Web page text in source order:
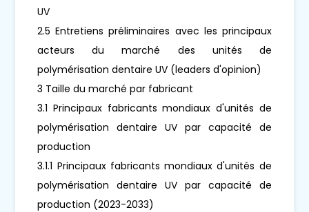
UV
2.5 Entretiens préliminaires avec les principaux
acteurs du marché des unités de
polymérisation dentaire UV (leaders d'opinion)
3 Taille du marché par fabricant
3.1 Principaux fabricants mondiaux d'unités de
polymérisation dentaire UV par capacité de
production
3.1.1 Principaux fabricants mondiaux d'unités de
polymérisation dentaire UV par capacité de
production (2023-2033)